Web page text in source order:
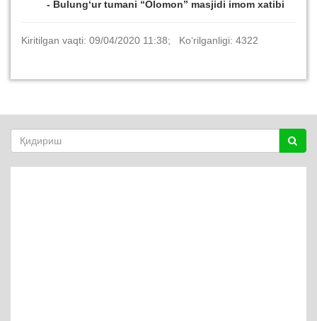
- Bulung‘ur tumani “Olomon” masjidi imom xatibi
Kiritilgan vaqti: 09/04/2020 11:38; Ko‘rilganligi: 4322